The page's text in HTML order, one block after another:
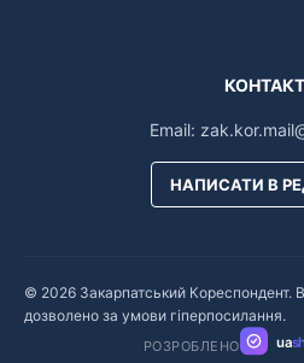
Email:
НАПИСАТИ В
© 2026 Закарпатський Кореспондент.
дозволено за умови гіперпосилання.
РОЗРОБЛЕНО ua